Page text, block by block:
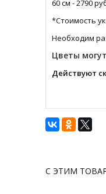
60 см - 2790
*Стоимость
Необходим
Цветы
Действуют
С ЭТИМ